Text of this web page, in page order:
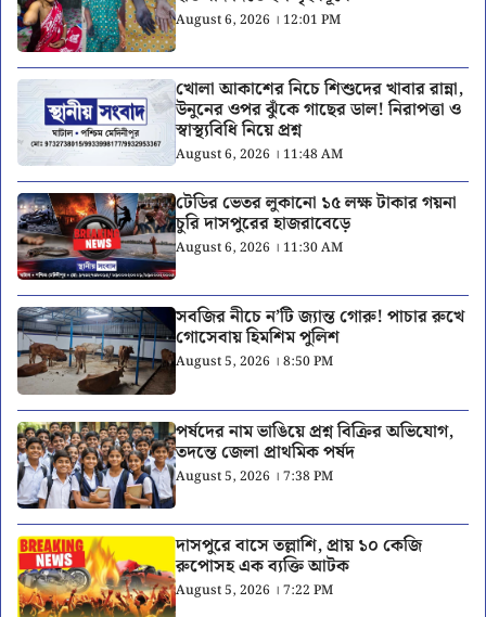
August 6, 2026 । 12:01 PM
খোলা আকাশের নিচে শিশুদের খাবার রান্না,
উনুনের ওপর ঝুঁকে গাছের ডাল! নিরাপত্তা ও
স্বাস্থ্যবিধি নিয়ে প্রশ্ন
August 6, 2026 । 11:48 AM
টেডির ভেতর লুকানো ১৫ লক্ষ টাকার গয়না
চুরি দাসপুরের হাজরাবেড়ে
August 6, 2026 । 11:30 AM
সবজির নীচে ন’টি জ্যান্ত গোরু! পাচার রুখে
গোসেবায় হিমশিম পুলিশ
August 5, 2026 । 8:50 PM
পর্ষদের নাম ভাঙিয়ে প্রশ্ন বিক্রির অভিযোগ,
তদন্তে জেলা প্রাথমিক পর্ষদ
August 5, 2026 । 7:38 PM
দাসপুরে বাসে তল্লাশি, প্রায় ১০ কেজি
রুপোসহ এক ব্যক্তি আটক
August 5, 2026 । 7:22 PM